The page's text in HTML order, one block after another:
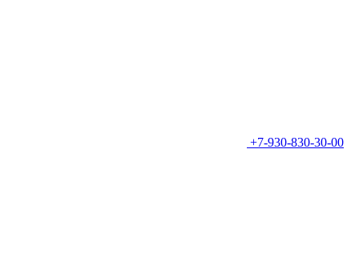
+7-930-830-30-00